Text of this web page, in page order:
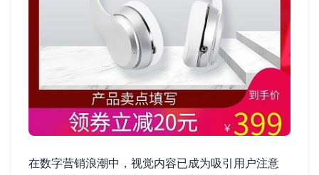
在数字营销浪潮中，视觉内容已成为吸引用户注意